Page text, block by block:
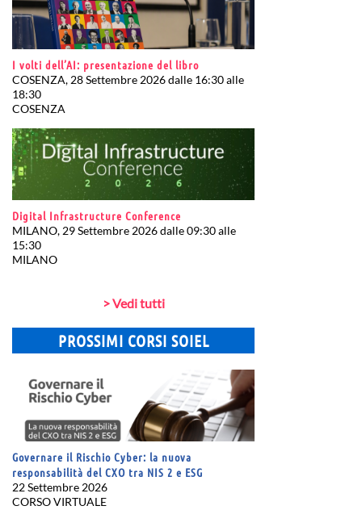
I volti dell’AI: presentazione del libro
COSENZA, 28 Settembre 2026 dalle 16:30 alle
18:30
COSENZA
Digital Infrastructure Conference
MILANO, 29 Settembre 2026 dalle 09:30 alle
15:30
MILANO
> Vedi tutti
PROSSIMI CORSI SOIEL
Governare il Rischio Cyber: la nuova
responsabilità del CXO tra NIS 2 e ESG
22 Settembre 2026
CORSO VIRTUALE